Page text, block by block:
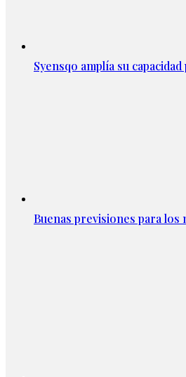
Syensqo amplía su
Buenas previsiones para